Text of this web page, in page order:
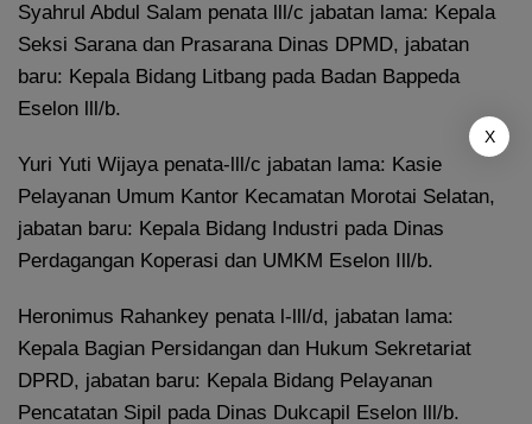
Syahrul Abdul Salam penata lll/c jabatan lama: Kepala
Seksi Sarana dan Prasarana Dinas DPMD, jabatan
baru: Kepala Bidang Litbang pada Badan Bappeda
Eselon lll/b.
Yuri Yuti Wijaya penata-lll/c jabatan lama: Kasie
Pelayanan Umum Kantor Kecamatan Morotai Selatan,
jabatan baru: Kepala Bidang Industri pada Dinas
Perdagangan Koperasi dan UMKM Eselon Ill/b.
Heronimus Rahankey penata l-lll/d, jabatan lama:
Kepala Bagian Persidangan dan Hukum Sekretariat
DPRD, jabatan baru: Kepala Bidang Pelayanan
Pencatatan Sipil pada Dinas Dukcapil Eselon lll/b.
X